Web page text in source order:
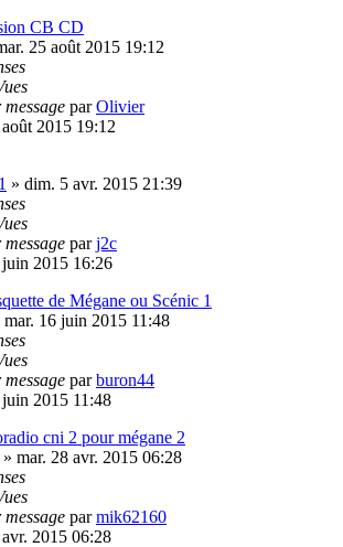
CB CD
25 août 2015 19:12
parOlivier
2015 19:12
» dim. 5 avr. 2015 21:39
parj2c
2015 16:26
de Mégane ou Scénic 1
mar. 16 juin 2015 11:48
parburon44
2015 11:48
cni 2 pour mégane 2
» mar. 28 avr. 2015 06:28
parmik62160
2015 06:28